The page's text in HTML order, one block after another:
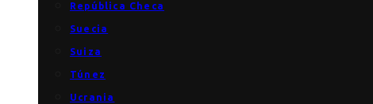
República Checa
Suecia
Suiza
Túnez
Ucrania